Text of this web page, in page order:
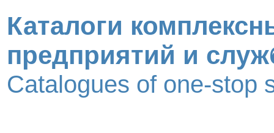
Каталоги
предприятий и
Catalogues of one-stop